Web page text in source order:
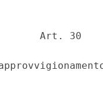
Art. 30